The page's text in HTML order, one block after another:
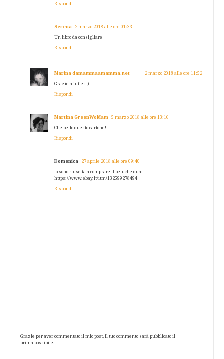
Rispondi
Serena 2 marzo 2018 alle ore 01:33
Un libro da consigliare
Rispondi
Marina damammaamamma.net 2 marzo 2018 alle ore 11:52
Grazie a tutte :-)
Rispondi
Martina GreenWoMam 5 marzo 2018 alle ore 13:16
Che bello questo cartone!
Rispondi
Domenica 27 aprile 2018 alle ore 09:40
Io sono riuscita a comprare il peluche qua:
https://www.ebay.it/itm/132599278494
Rispondi
Grazie per aver commentato il mio post, il tuo commento sarà pubblicato il
prima possibile.